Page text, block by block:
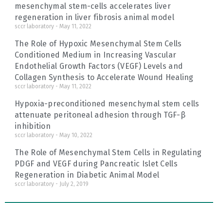
mesenchymal stem-cells accelerates liver
regeneration in liver fibrosis animal model
sccr laboratory May 11, 2022
The Role of Hypoxic Mesenchymal Stem Cells
Conditioned Medium in Increasing Vascular
Endothelial Growth Factors (VEGF) Levels and
Collagen Synthesis to Accelerate Wound Healing
sccr laboratory May 11, 2022
Hypoxia-preconditioned mesenchymal stem cells
attenuate peritoneal adhesion through TGF-β
inhibition
sccr laboratory May 10, 2022
The Role of Mesenchymal Stem Cells in Regulating
PDGF and VEGF during Pancreatic Islet Cells
Regeneration in Diabetic Animal Model
sccr laboratory July 2, 2019